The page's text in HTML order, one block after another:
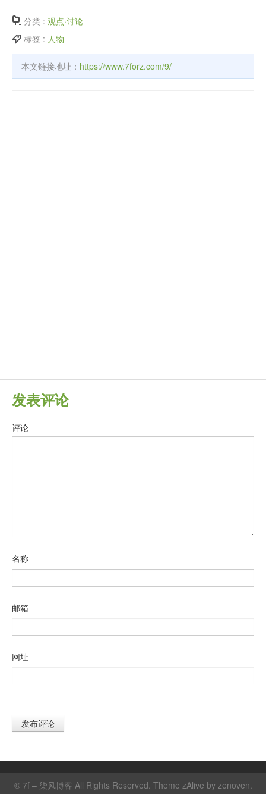
分类 : 观点·讨论
标签 : 人物
本文链接地址： https://www.7forz.com/9/
发表评论
评论
名称
邮箱
网址
© 7f – 柒风博客 All Rights Reserved. Theme zAlive by zenoven.